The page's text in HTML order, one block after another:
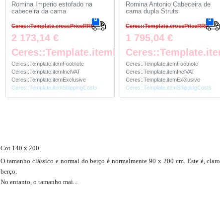
Romina Imperio estofado na
cabeceira da cama
Ceres::Template.crossPriceRRP
2 173,14 €
Ceres::Template.itemFootnote
Ceres::Template.itemFootnote
Ceres::Template.itemInclVAT
Ceres::Template.itemExclusive
Ceres::Template.itemShippingCosts
Romina Antonio Cabeceira de
cama dupla Struts
Ceres::Template.crossPriceRRP
1 795,04 €
Ceres::Template.itemFootnote
Ceres::Template.itemInclVAT
Ceres::Template.itemExclusive
Ceres::Template.itemShippingCosts
Cot 140 x 200
O tamanho clássico e normal do berço é normalmente 90 x 200 cm. Este é,
berço.
No entanto, o tamanho mai